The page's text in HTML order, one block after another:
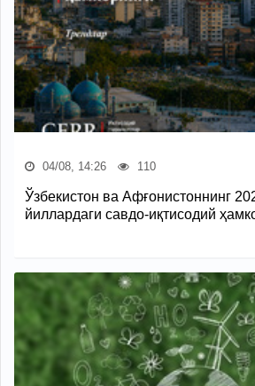
04/08, 14:26 110
Ўзбекистон ва Афғонистоннинг
йиллардаги савдо-иқтисодий